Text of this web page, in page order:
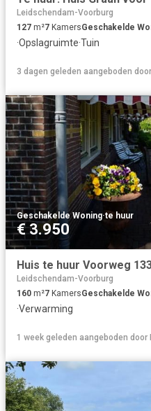
Leidschendam-Voorburg
127 m²7 KamersGeschakelde
·Opslagruimte·Tuin
3 dagen geleden aangeboden door
Geschakelde Woning·te huur
€ 3.950
Leidschendam-Voorburg
160 m²7 KamersGeschakelde
·Verwarming
1 week geleden aangeboden door